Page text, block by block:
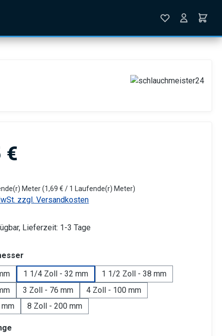
€
Meter(1,69 € / 1 Laufende(r) Meter)
zzgl. Versandkosten
Lieferzeit: 1-3 Tage
1 1/4 Zoll - 32 mm
1 1/2 Zoll - 38 mm
3 Zoll - 76 mm
4 Zoll - 100 mm
8 Zoll - 200 mm